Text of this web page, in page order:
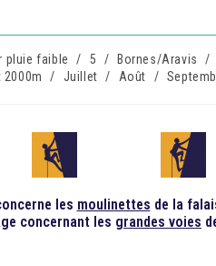
pluie faible / 5 / Bornes/Aravis /
/ Juillet / Août /
les moulinettes de la
concernant les grandes voies